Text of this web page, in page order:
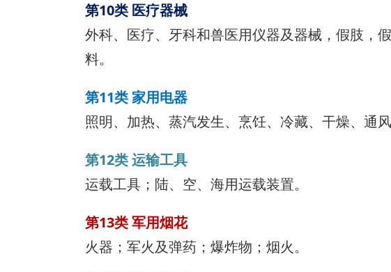
第10类 医疗器械
外科、医疗、牙科和兽医用仪器及器械，假肢，
料。
第11类 家用电器
照明、加热、蒸汽发生、烹饪、冷藏、干燥、通
第12类 运输工具
运载工具；陆、空、海用运载装置。
第13类 军用烟花
火器；军火及弹药；爆炸物；烟火。